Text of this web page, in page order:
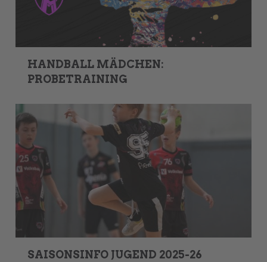
HANDBALL MÄDCHEN:
PROBETRAINING
SAISONSINFO JUGEND 2025-26